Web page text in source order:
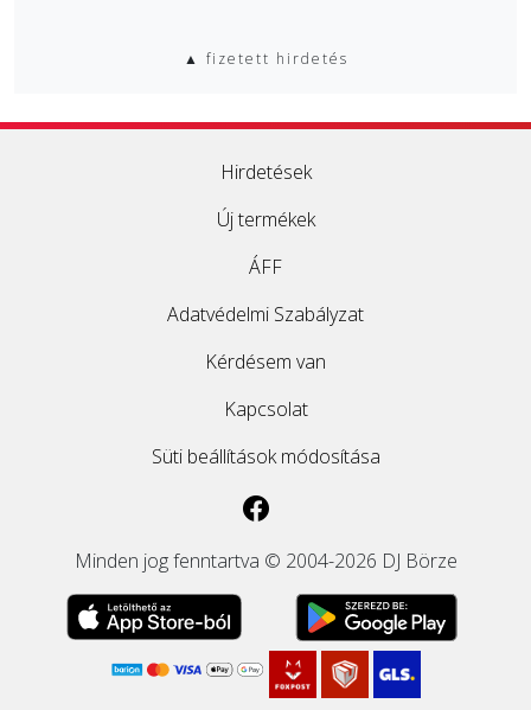
▲ fizetett hirdetés
Hirdetések
Új termékek
ÁFF
Adatvédelmi Szabályzat
Kérdésem van
Kapcsolat
Süti beállítások módosítása
Minden jog fenntartva © 2004-2026 DJ Börze